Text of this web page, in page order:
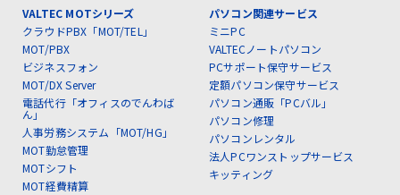
VALTEC MOTシリーズ
クラウドPBX「MOT/TEL」
MOT/PBX
ビジネスフォン
MOT/DX Server
電話代行「オフィスのでんわば
ん」
人事労務システム「MOT/HG」
MOT勤怠管理
MOTシフト
MOT経費精算
パソコン関連サービス
ミニPC
VALTECノートパソコン
PCサポート保守サービス
定額パソコン保守サービス
パソコン通販「PCバル」
パソコン修理
パソコンレンタル
法人PCワンストップサービス
キッティング